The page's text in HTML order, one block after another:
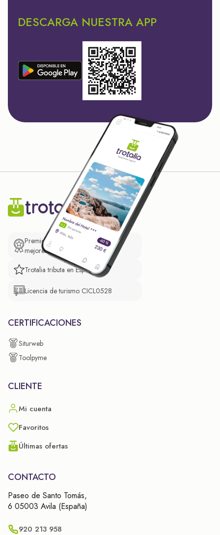
DESCARGA NUESTRA APP
Premio de El Confidencial a las
mejores prácticas empresariales.
Trotalia tributa en España
Licencia de turismo CICL0528
CERTIFICACIONES
Siturweb
Toolpyme
CLIENTE
Mi cuenta
Favoritos
Últimas ofertas
CONTACTO
Paseo de Santo Tomás,
6 05003 Avila (España)
920 213 958